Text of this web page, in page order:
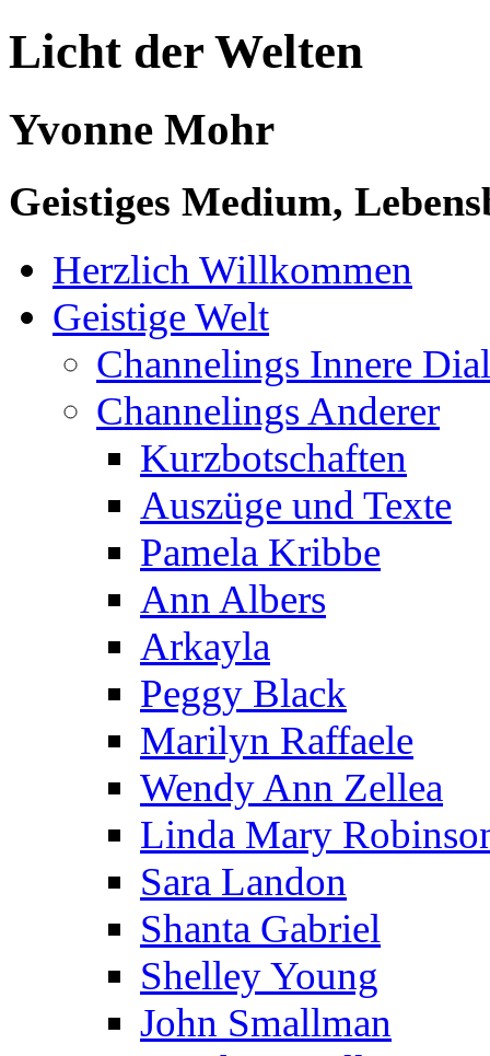
Licht der Welten
Yvonne Mohr
Geistiges Medium,
Herzlich Willkommen
Geistige Welt
Channelings Innere
Channelings Anderer
Kurzbotschaften
Auszüge und Texte
Pamela Kribbe
Ann Albers
Arkayla
Peggy Black
Marilyn Raffaele
Wendy Ann Zellea
Linda Mary
Sara Landon
Shanta Gabriel
Shelley Young
John Smallman